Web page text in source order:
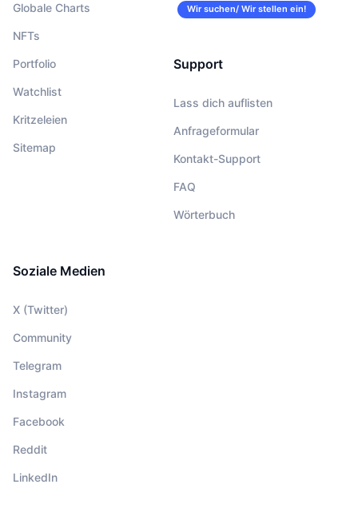
Globale Charts
NFTs
Portfolio
Watchlist
Kritzeleien
Sitemap
Wir suchen/ Wir stellen ein!
Support
Lass dich auflisten
Anfrageformular
Kontakt-Support
FAQ
Wörterbuch
Soziale Medien
X (Twitter)
Community
Telegram
Instagram
Facebook
Reddit
LinkedIn